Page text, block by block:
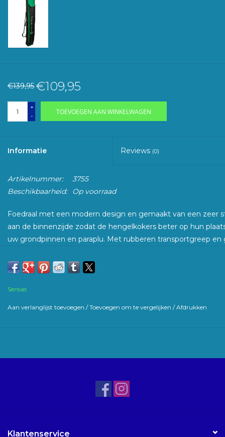
€139,95 €109,95
+
-
TOEVOEGEN AAN WINKELWAGEN
Informatie Reviews (0)
Artikelnummer:
3755
Beschikbaarheid:
Op voorraad
Foedraal met een modern design en gemaakt van een zeer
aan de binnenzijde zodat de hengelkokers beter op hun
uw grondpinnen en paraplu. Met rubberen transportgreep
Sensas
Aan verlanglijst toevoegen /Toevoegen om te vergelijken /Afdrukken
Klantenservice